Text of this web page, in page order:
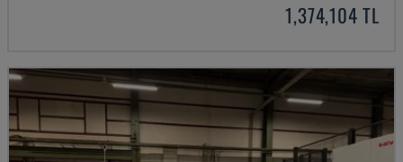
1,374,104 TL